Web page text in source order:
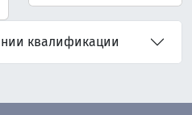
квалификации